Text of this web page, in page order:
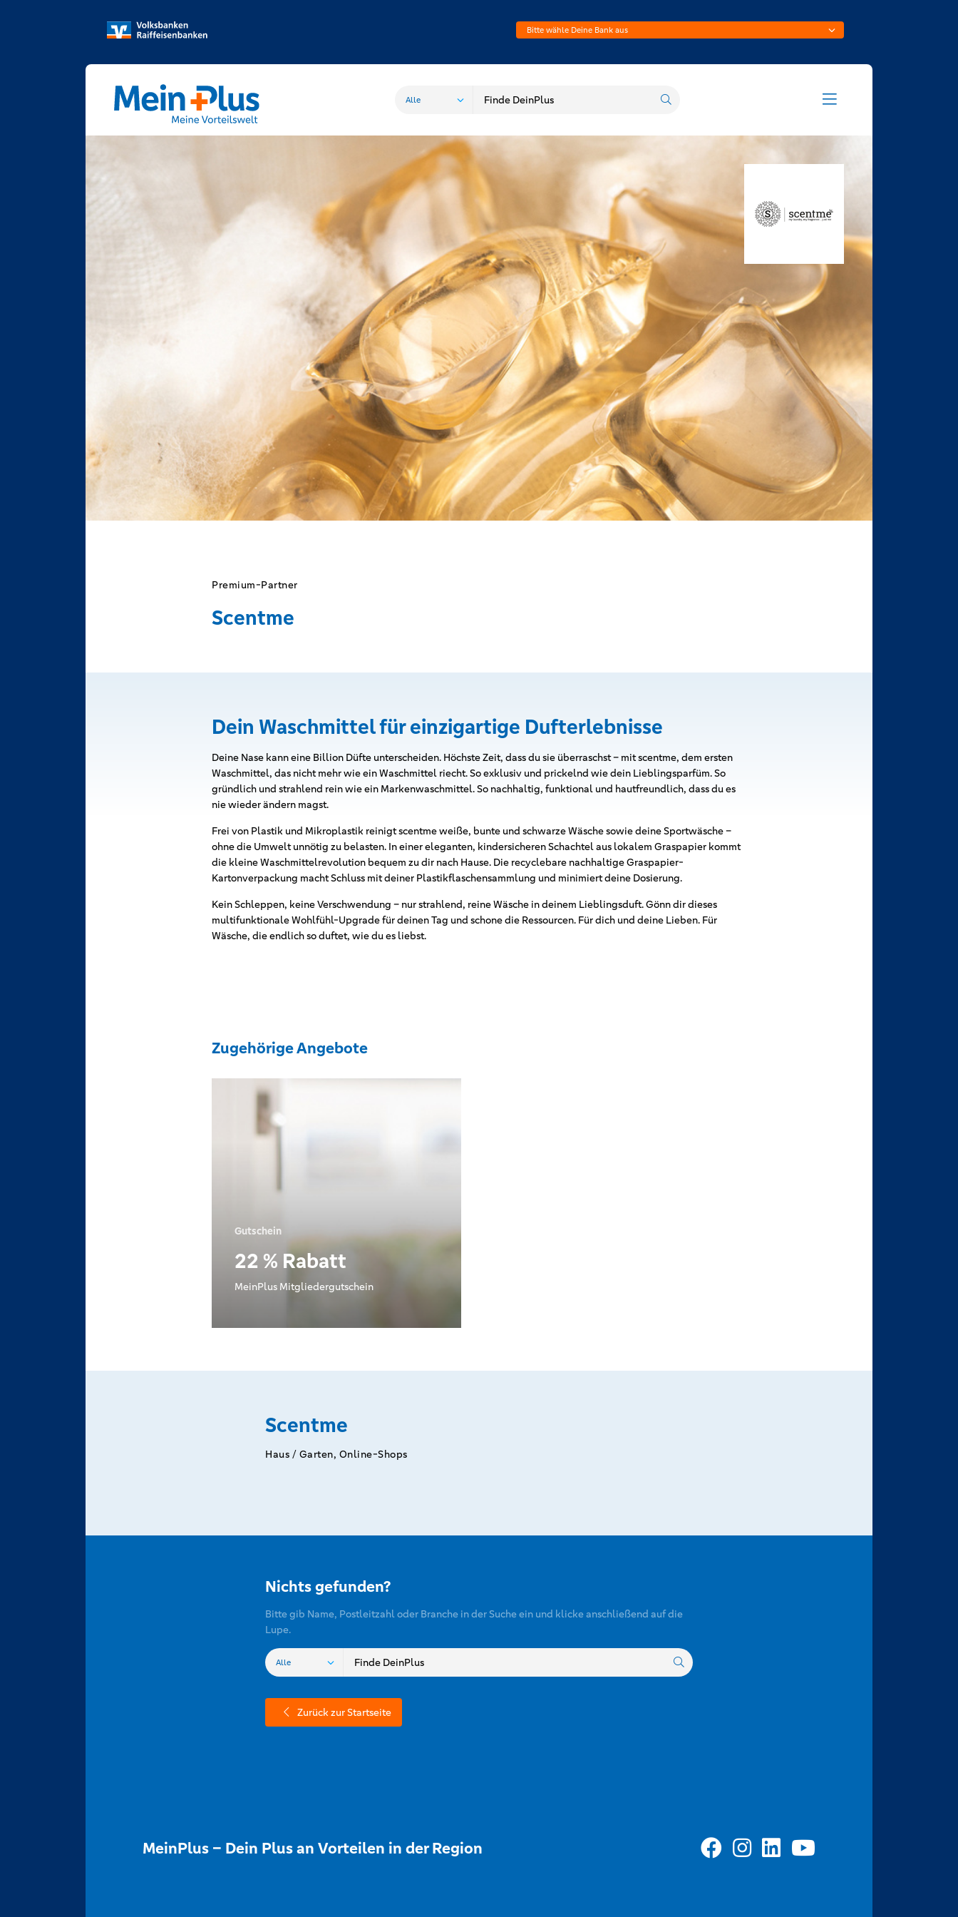
Bitte wähle Deine Bank aus
Premium-Partner
Scentme
Dein Waschmittel für einzigartige Dufterlebnisse
Deine Nase kann eine Billion Düfte unterscheiden. Höchste Zeit, dass du sie überraschst – mit scentme, dem ersten
Waschmittel, das nicht mehr wie ein Waschmittel riecht. So exklusiv und prickelnd wie dein Lieblingsparfüm. So
gründlich und strahlend rein wie ein Markenwaschmittel. So nachhaltig, funktional und hautfreundlich, dass du es
nie wieder ändern magst.
Frei von Plastik und Mikroplastik reinigt scentme weiße, bunte und schwarze Wäsche sowie deine Sportwäsche –
ohne die Umwelt unnötig zu belasten. In einer eleganten, kindersicheren Schachtel aus lokalem Graspapier kommt
die kleine Waschmittelrevolution bequem zu dir nach Hause. Die recyclebare nachhaltige Graspapier-
Kartonverpackung macht Schluss mit deiner Plastikflaschensammlung und minimiert deine Dosierung.
Kein Schleppen, keine Verschwendung – nur strahlend, reine Wäsche in deinem Lieblingsduft. Gönn dir dieses
multifunktionale Wohlfühl-Upgrade für deinen Tag und schone die Ressourcen. Für dich und deine Lieben. Für
Wäsche, die endlich so duftet, wie du es liebst.
Zugehörige Angebote
Gutschein
22 % Rabatt
MeinPlus Mitgliedergutschein
Scentme
Haus / Garten, Online-Shops
Nichts gefunden?
Bitte gib Name, Postleitzahl oder Branche in der Suche ein und klicke anschließend auf die
Lupe.
Zurück zur Startseite
MeinPlus – Dein Plus an Vorteilen in der Region